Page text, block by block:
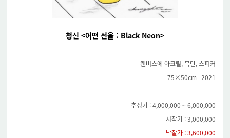
청신 <어떤 선율 : Black Neon>
캔버스에 아크릴, 목탄, 스피커
75×50cm | 2021
추정가 : 4,000,000 ~ 6,000,000
시작가 : 3,000,000
낙찰가 : 3,600,000